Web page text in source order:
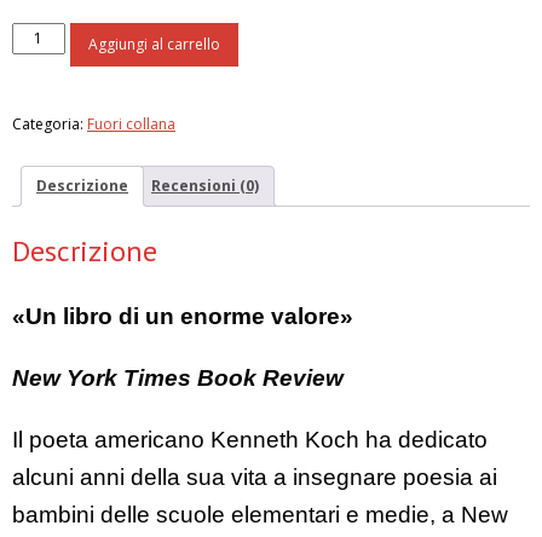
Desideri,
sogni
quantità
Aggiungi al carrello
Categoria: Fuori collana
Descrizione Recensioni (0)
Descrizione
«Un libro di un enorme valore»
New York Times Book Review
Il poeta americano Kenneth Koch ha dedicato
alcuni anni della sua vita a insegnare poesia ai
bambini delle scuole elementari e medie, a New